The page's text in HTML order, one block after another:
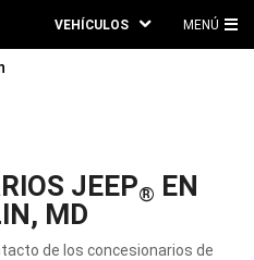
VEHÍCULOS MENÚ
JEEP® EN
MD
de los concesionarios de